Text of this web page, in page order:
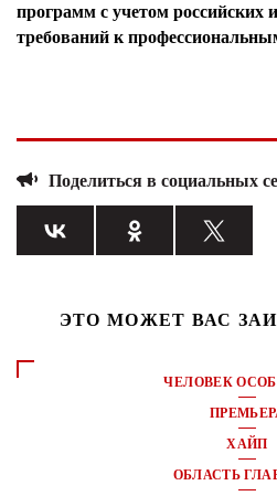
программ с учетом российских
требований к
Поделиться в социальных
ЭТО МОЖЕТ ВАС
ЧЕЛОВЕК
ХАЙП
ОБЛАСТЬ